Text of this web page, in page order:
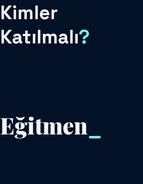
Kimler
Katılmalı?
Eğitmen